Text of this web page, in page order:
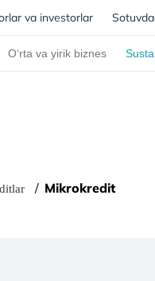
va investorlar
O‘rta va yirik biznes
Mikrokredit